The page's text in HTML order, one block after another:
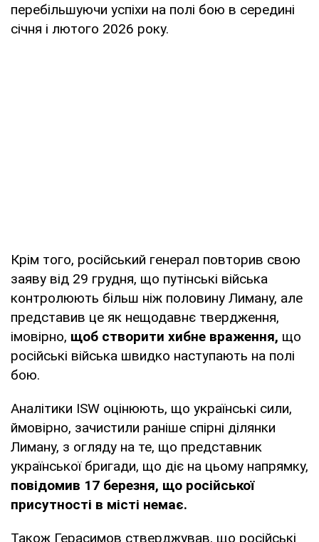
перебільшуючи успіхи на полі бою в середині
січня і лютого 2026 року.
Крім того, російський генерал повторив свою
заяву від 29 грудня, що путінські війська
контролюють більш ніж половину Лиману, але
представив це як нещодавнє твердження,
імовірно, щоб створити хибне враження, що
російські війська швидко наступають на полі
бою.
Аналітики ISW оцінюють, що українські сили,
ймовірно, зачистили раніше спірні ділянки
Лиману, з огляду на те, що представник
української бригади, що діє на цьому напрямку,
повідомив 17 березня, що російської
присутності в місті немає.
Також Герасимов стверджував, що російські